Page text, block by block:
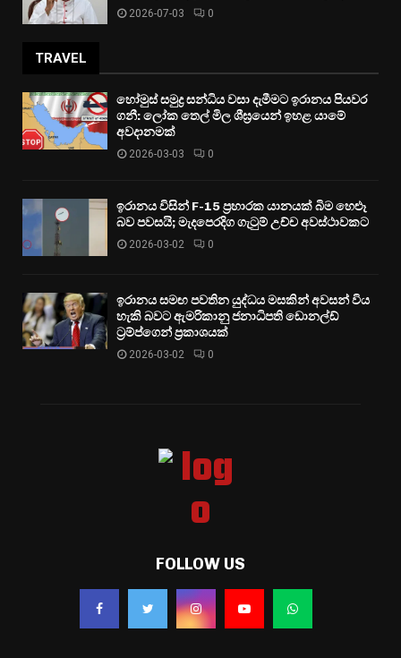
2026-07-03 0
TRAVEL
හෝමුස් සමුද්‍ර සන්ධිය වසා දැමීමට ඉරානය පියවර
ගනී: ලෝක තෙල් මිල ශීඝ්‍රයෙන් ඉහළ යාමේ
අවදානමක්
2026-03-03 0
ඉරානය විසින් F-15 ප්‍රහාරක යානයක් බිම හෙළූ
බව පවසයි; මැදපෙරදිග ගැටුම් උච්ච අවස්ථාවකට
2026-03-02 0
ඉරානය සමඟ පවතින යුද්ධය මසකින් අවසන් විය
හැකි බවට ඇමරිකානු ජනාධිපති ඩොනල්ඩ්
ට්‍රම්ප්ගෙන් ප්‍රකාශයක්
2026-03-02 0
FOLLOW US